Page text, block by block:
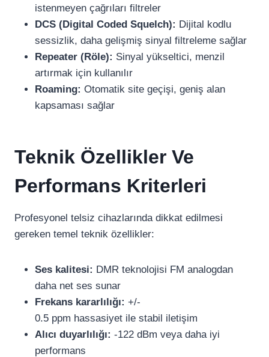
istenmeyen çağrıları filtreler
DCS (Digital Coded Squelch): Dijital kodlu
sessizlik, daha gelişmiş sinyal filtreleme sağlar
Repeater (Röle): Sinyal yükseltici, menzil
artırmak için kullanılır
Roaming: Otomatik site geçişi, geniş alan
kapsaması sağlar
Teknik Özellikler Ve
Performans Kriterleri
Profesyonel telsiz cihazlarında dikkat edilmesi
gereken temel teknik özellikler:
Ses kalitesi: DMR teknolojisi FM analogdan
daha net ses sunar
Frekans kararlılığı: +/-
0.5 ppm hassasiyet ile stabil iletişim
Alıcı duyarlılığı: -122 dBm veya daha iyi
performans